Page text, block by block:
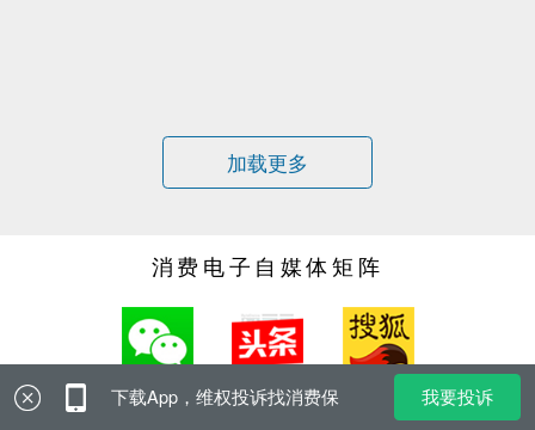
加载更多
消费电子自媒体矩阵
下载App，维权投诉找消费保 我要投诉